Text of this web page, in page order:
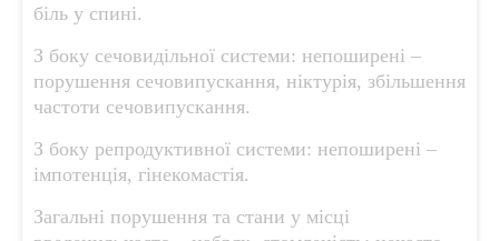
біль у спині.
З боку сечовидільної системи: непоширені –
порушення сечовипускання, ніктурія, збільшення
частоти сечовипускання.
З боку репродуктивної системи: непоширені –
імпотенція, гінекомастія.
Загальні порушення та стани у місці